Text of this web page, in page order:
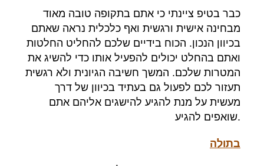
כבר בטיפ ציינתי כי אתם בתקופה טובה מאוד
מבחינה אישית ורגשית ואף כלכלית נראה שאתם
בכיוון הנכון. הכוח בידיים שלכם להחליט החלטות
ואתם בהחלט יכולים להפעיל אותו כדי להשיג את
המטרות שלכם. המשך חשיבה הגיונית ולא רגשית
תעזור לכם לפעול גם בעתיד בכיוון של דרך
מעשית על מנת להגיע להישגים אליהם אתם
שואפים להגיע.
בתולה